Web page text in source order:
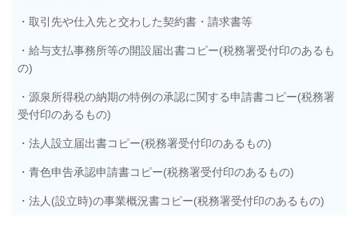
・取引先や仕入先と交わした契約書・請求書等
・給与支払事務所等の開設届出書コピー(税務署受付印のあるも
の)
・源泉所得税の納期の特例の承認に関する申請書コピー(税務署
受付印のあるもの)
・法人設立届出書コピー(税務署受付印のあるもの)
・青色申告承認申請書コピー(税務署受付印のあるもの)
・法人(設立時)の事業概況書コピー(税務署受付印のあるもの)